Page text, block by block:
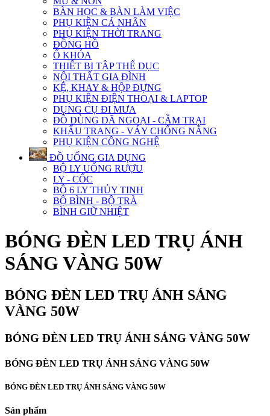
BÀN HỌC & BÀN LÀM VIỆC
PHỤ KIỆN CÁ NHÂN
PHỤ KIỆN THỜI TRANG
ĐỒNG HỒ
Ổ KHÓA
THIẾT BỊ TẬP THỂ DỤC
NỘI THẤT GIA ĐÌNH
KỆ, KHAY & HỘP ĐỰNG
PHỤ KIỆN ĐIỆN THOẠI & LAPTOP
DỤNG CỤ ĐI MƯA
ĐỒ DÙNG DÃ NGOẠI - CẮM TRẠI
KHẨU TRANG - VÁY CHỐNG NẮNG
PHỤ KIỆN CÔNG NGHỆ
ĐỒ UỐNG GIA DỤNG
BỘ LY UỐNG RƯỢU
LY - CỐC
BỘ 6 LY THỦY TINH
BỘ BÌNH - BỘ TRÀ
BÌNH GIỮ NHIỆT
BÓNG ĐÈN LED TRỤ ÁNH
SÁNG VÀNG 50W
BÓNG ĐÈN LED TRỤ ÁNH SÁNG
VÀNG 50W
BÓNG ĐÈN LED TRỤ ÁNH SÁNG VÀNG 50W
BÓNG ĐÈN LED TRỤ ÁNH SÁNG VÀNG 50W
BÓNG ĐÈN LED TRỤ ÁNH SÁNG VÀNG 50W
Sản phẩm